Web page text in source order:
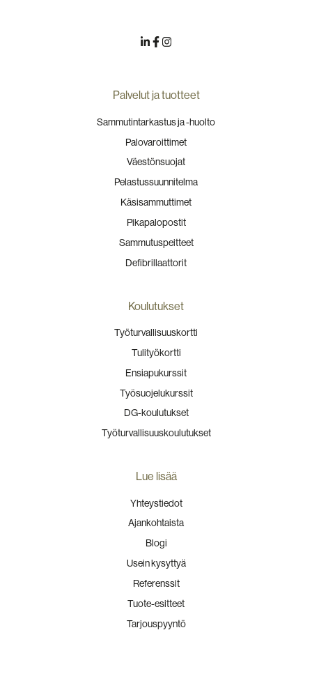
Palvelut ja tuotteet
Sammutintarkastus ja -huolto
Palovaroittimet
Väestönsuojat
Pelastussuunnitelma
Käsisammuttimet
Pikapalopostit
Sammutuspeitteet
Defibrillaattorit
Koulutukset
Työturvallisuuskortti
Tulityökortti
Ensiapukurssit
Työsuojelukurssit
DG-koulutukset
Työturvallisuuskoulutukset
Lue lisää
Yhteystiedot
Ajankohtaista
Blogi
Usein kysyttyä
Referenssit
Tuote-esitteet
Tarjouspyyntö